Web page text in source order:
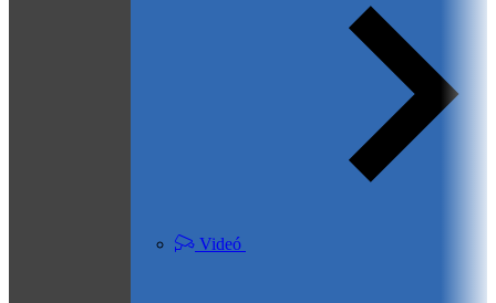
Videó